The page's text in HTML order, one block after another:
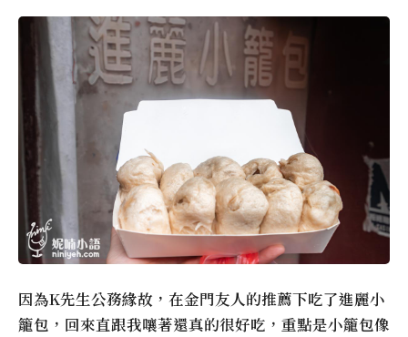
因為K先生公務緣故，在金門友人的推薦下吃了進麗小
籠包，回來直跟我嚷著還真的很好吃，重點是小籠包像